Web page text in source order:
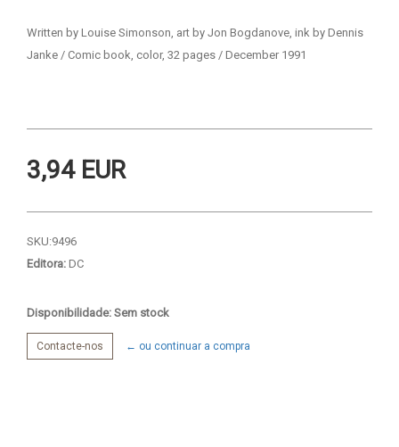
Written by Louise Simonson, art by Jon Bogdanove, ink by Dennis
Janke / Comic book, color, 32 pages / December 1991
3,94 EUR
SKU:9496
Editora: DC
Disponibilidade: Sem stock
Contacte-nos ← ou continuar a compra